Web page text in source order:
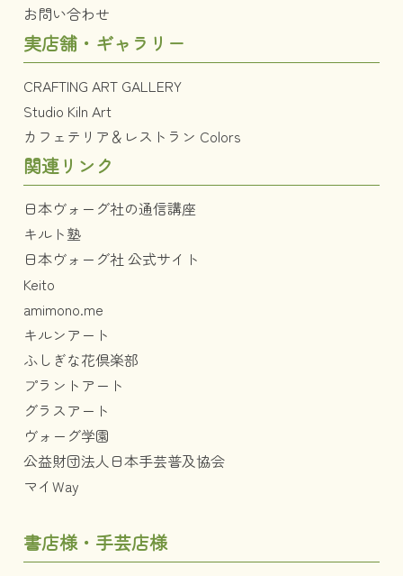
お問い合わせ
実店舗・ギャラリー
CRAFTING ART GALLERY
Studio Kiln Art
カフェテリア＆レストラン Colors
関連リンク
日本ヴォーグ社の通信講座
キルト塾
日本ヴォーグ社 公式サイト
Keito
amimono.me
キルンアート
ふしぎな花倶楽部
プラントアート
グラスアート
ヴォーグ学園
公益財団法人日本手芸普及協会
マイWay
書店様・手芸店様